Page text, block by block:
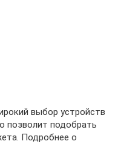
выбор устройств
позволит подобрать
Подробнее о